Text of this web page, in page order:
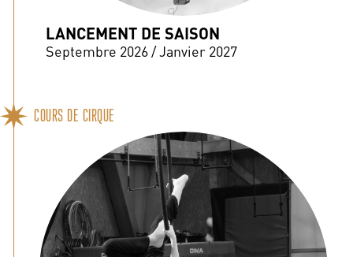
LANCEMENT DE SAISON
Septembre 2026 / Janvier 2027
COURS DE CIRQUE